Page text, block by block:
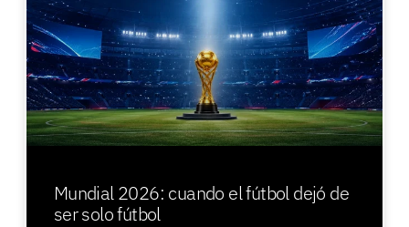
Mundial 2026: cuando el fútbol dejó de
ser solo fútbol